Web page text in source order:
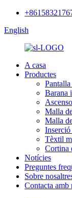
English
A casa
Productes
Barana
Malla
Malla
Inserció
Tèxtil
Cortina
Notícies
Preguntes
Sobre
Contacta amb